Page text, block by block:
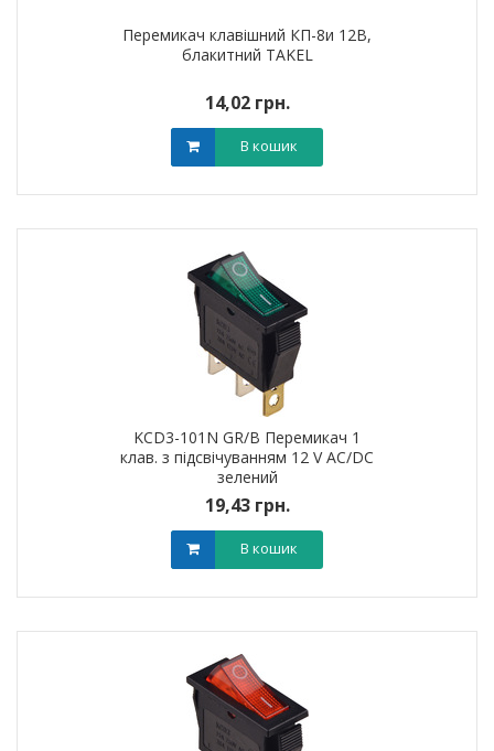
Перемикач клавішний КП-8и 12В,
блакитний TAKEL
14,02 грн.
В кошик
KCD3-101N GR/B Перемикач 1
клав. з підсвічуванням 12 V AC/DC
зелений
19,43 грн.
В кошик